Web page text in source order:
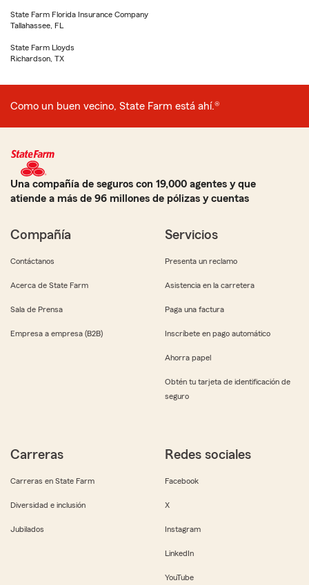
State Farm Florida Insurance Company
Tallahassee, FL
State Farm Lloyds
Richardson, TX
Como un buen vecino, State Farm está ahí.®
Una compañía de seguros con 19,000 agentes y que
atiende a más de 96 millones de pólizas y cuentas
Compañía
Contáctanos
Acerca de State Farm
Sala de Prensa
Empresa a empresa (B2B)
Servicios
Presenta un reclamo
Asistencia en la carretera
Paga una factura
Inscríbete en pago automático
Ahorra papel
Obtén tu tarjeta de identificación de
seguro
Carreras
Carreras en State Farm
Diversidad e inclusión
Jubilados
Redes sociales
Facebook
X
Instagram
LinkedIn
YouTube